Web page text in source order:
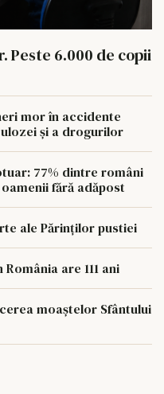
Peste 6.000 de copii
mor în accidente
și a drogurilor
77% dintre români
fără adăpost
ale Părinților pustiei
are 111 ani
moaștelor Sfântului